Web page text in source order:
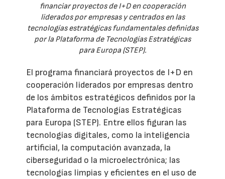
financiar proyectos de I+D en cooperación
liderados por empresas y centrados en las
tecnologías estratégicas fundamentales definidas
por la Plataforma de Tecnologías Estratégicas
para Europa (STEP).
El programa financiará proyectos de I+D en
cooperación liderados por empresas dentro
de los ámbitos estratégicos definidos por la
Plataforma de Tecnologías Estratégicas
para Europa (STEP). Entre ellos figuran las
tecnologías digitales, como la inteligencia
artificial, la computación avanzada, la
ciberseguridad o la microelectrónica; las
tecnologías limpias y eficientes en el uso de